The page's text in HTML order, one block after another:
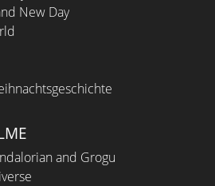
New Day
and Grogu